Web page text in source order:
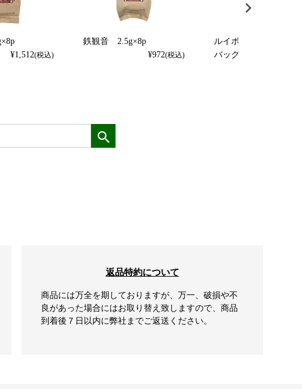
¥1,512(税込)
鉄観音 2.5g×8p
¥972(税込)
ルイボスティー ティ
バッグ2.5g×8p
返品特約について
商品には万全を期しておりますが、万一、破損や不
良があった場合にはお取り替え致しますので、商品
到着後７日以内に弊社までご返送ください。